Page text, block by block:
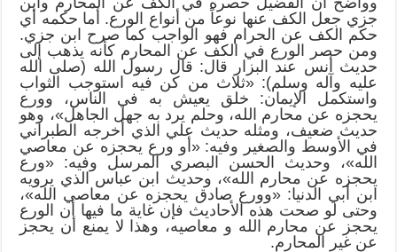
جزي جعل الكف عنها نوعاً من أنواع الورع. أما حكمه أي
حكم الكف عن الحرام فهو الواجب كما صرح ابن جزي.
ومن حصر الورع في الكف عن المحارم كأنه يذهب إلى
حديث أنس عند البزار قال: قال رسول الله (صلى الله
عليه وآله وسلم): «ثلاث من كن فيه استوجب الثواب
واستكمل الإيمان: خلق يعيش به في الناس، وورع
يحجزه عن محارم الله، وحلم يرد به جهل الجاهل»، وهو
حديث ضعيف، ومثله حديث علي الذي أخرجه الطبراني
في الأوسط والصغير وفيه: «أو ورع يحجزه عن معاصي
الله»، وحديث الحسن البصري المرسل وفيه: «ورع
يحجزه عن محارم الله»، وحديث ابن عباس الذي يرويه
ابن أبي الدنيا: «وورع صادق يحجزه عن معاصي الله»،
وحتى لو صحت هذه الأحاديث فإن غاية ما فيها أن الورع
يحجز عن محارم الله و معاصيه، وهذا لا يمنع أن يحجز
عن غير المحارم.